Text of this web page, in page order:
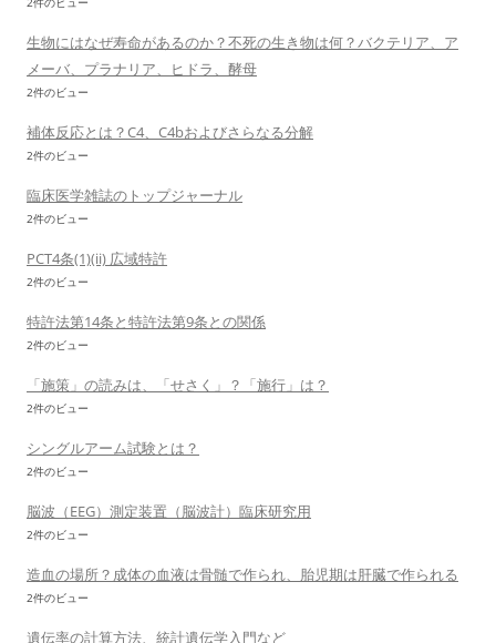
生物にはなぜ寿命があるのか？不死の生き物は何？バクテリア、ア
メーバ、プラナリア、ヒドラ、酵母
2件のビュー
補体反応とは？C4、C4bおよびさらなる分解
2件のビュー
臨床医学雑誌のトップジャーナル
2件のビュー
PCT4条(1)(ii) 広域特許
2件のビュー
特許法第14条と特許法第9条との関係
2件のビュー
「施策」の読みは、「せさく」？「施行」は？
2件のビュー
シングルアーム試験とは？
2件のビュー
脳波（EEG）測定装置（脳波計）臨床研究用
2件のビュー
造血の場所？成体の血液は骨髄で作られ、胎児期は肝臓で作られる
2件のビュー
遺伝率の計算方法、統計遺伝学入門など